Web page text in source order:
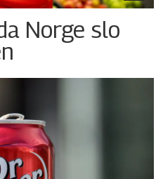
Norge slo